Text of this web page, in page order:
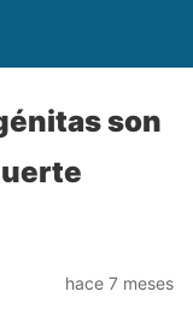
son
hace 7 meses